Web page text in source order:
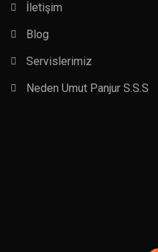
İletişim
Blog
Servislerimiz
Neden Umut Panjur S.S.S